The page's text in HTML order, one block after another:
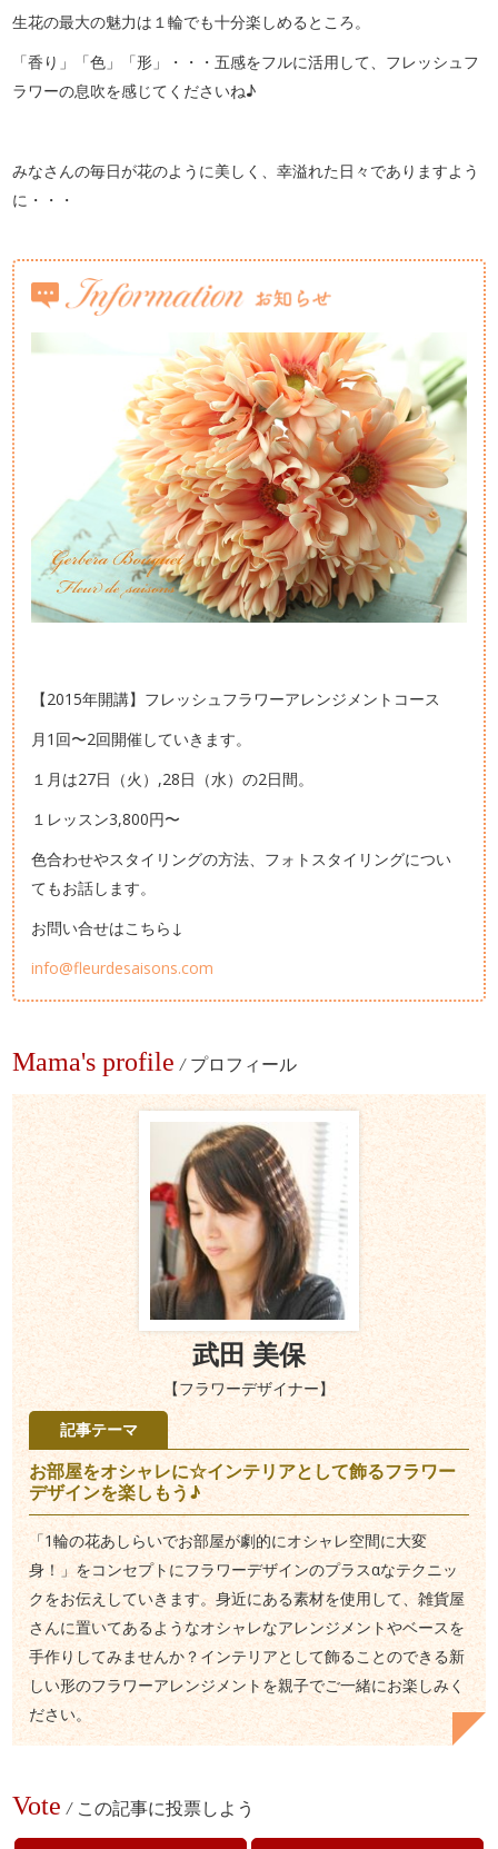
生花の最大の魅力は１輪でも十分楽しめるところ。
「香り」「色」「形」・・・五感をフルに活用して、フレッシュフ
ラワーの息吹を感じてくださいね♪
みなさんの毎日が花のように美しく、幸溢れた日々でありますよう
に・・・
【2015年開講】フレッシュフラワーアレンジメントコース
月1回〜2回開催していきます。
１月は27日（火）,28日（水）の2日間。
１レッスン3,800円〜
色合わせやスタイリングの方法、フォトスタイリングについ
てもお話します。
お問い合せはこちら↓
info@fleurdesaisons.com
Mama's profile / プロフィール
武田 美保
【フラワーデザイナー】
記事テーマ
お部屋をオシャレに☆インテリアとして飾るフラワー
デザインを楽しもう♪
「1輪の花あしらいでお部屋が劇的にオシャレ空間に大変
身！」をコンセプトにフラワーデザインのプラスαなテクニッ
クをお伝えしていきます。身近にある素材を使用して、雑貨屋
さんに置いてあるようなオシャレなアレンジメントやベースを
手作りしてみませんか？インテリアとして飾ることのできる新
しい形のフラワーアレンジメントを親子でご一緒にお楽しみく
ださい。
Vote / この記事に投票しよう